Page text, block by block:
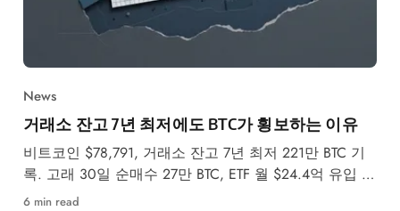
News
거래소 잔고 7년 최저에도 BTC가 횡보하는 이유
비트코인 $78,791, 거래소 잔고 7년 최저 221만 BTC 기
록. 고래 30일 순매수 27만 BTC, ETF 월 $24.4억 유입 속
5월 강세·약세 시나리오를 분석합니다.
6 min read